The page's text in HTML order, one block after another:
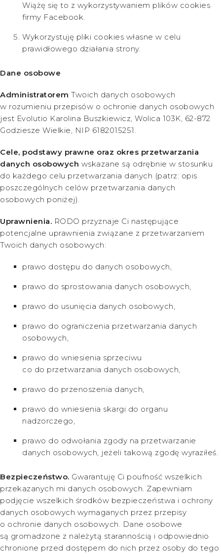
Wiążę się to z wykorzystywaniem plików cookies
firmy Facebook.
Wykorzystuję pliki cookies własne w celu
prawidłowego działania strony.
Dane osobowe
Administratorem Twoich danych osobowych
w rozumieniu przepisów o ochronie danych osobowych
jest Evolutio Karolina Buszkiewicz, Wolica 103K, 62-872
Godziesze Wielkie, NIP 6182015251.
Cele, podstawy prawne oraz okres przetwarzania
danych osobowych wskazane są odrębnie w stosunku
do każdego celu przetwarzania danych (patrz: opis
poszczególnych celów przetwarzania danych
osobowych poniżej).
Uprawnienia. RODO przyznaje Ci następujące
potencjalne uprawnienia związane z przetwarzaniem
Twoich danych osobowych:
prawo dostępu do danych osobowych,
prawo do sprostowania danych osobowych,
prawo do usunięcia danych osobowych,
prawo do ograniczenia przetwarzania danych
osobowych,
prawo do wniesienia sprzeciwu
co do przetwarzania danych osobowych,
prawo do przenoszenia danych,
prawo do wniesienia skargi do organu
nadzorczego,
prawo do odwołania zgody na przetwarzanie
danych osobowych, jeżeli takową zgodę wyraziłeś.
Bezpieczeństwo. Gwarantuję Ci poufność wszelkich
przekazanych mi danych osobowych. Zapewniam
podjęcie wszelkich środków bezpieczeństwa i ochrony
danych osobowych wymaganych przez przepisy
o ochronie danych osobowych. Dane osobowe
są gromadzone z należytą starannością i odpowiednio
chronione przed dostępem do nich przez osoby do tego